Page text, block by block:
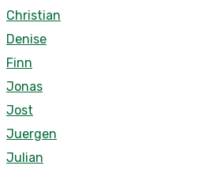
Christian
Denise
Finn
Jonas
Jost
Juergen
Julian